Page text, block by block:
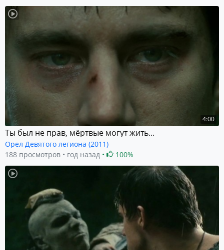
4:00
Ты был не прав, мёртвые могут жить...
Орел Девятого легиона (2011)
188 просмотров
год назад 100%